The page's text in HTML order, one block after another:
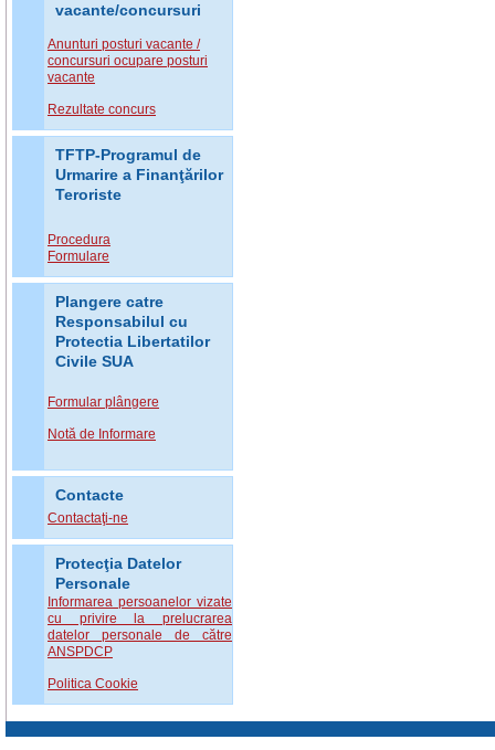
vacante/concursuri
Anunturi posturi vacante /
concursuri ocupare posturi
vacante
Rezultate concurs
TFTP-Programul de
Urmarire a Finanţărilor
Teroriste
Procedura
Formulare
Plangere catre
Responsabilul cu
Protectia Libertatilor
Civile SUA
Formular plângere
Notă de Informare
Contacte
Contactaţi-ne
Protecţia Datelor
Personale
Informarea persoanelor vizate
cu privire la prelucrarea
datelor personale de către
ANSPDCP
Politica Cookie